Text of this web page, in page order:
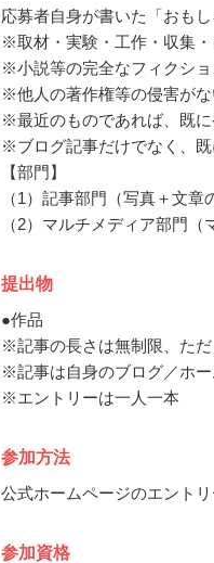
応募者自身が書いた「おもし
※取材・実験・工作・収集
※小説等の完全なフィクシ
※他人の著作権等の侵害が
※最近のものであれば、既に
※ブログ記事だけでなく、
【部門】
（1）記事部門（写真＋文章
（2）マルチメディア部門（
提出物
●作品
※記事の長さは無制限、た
※記事は自身のブログ／ホ
※エントリーは一人一本
参加方法
公式ホームページのエント
参加資格